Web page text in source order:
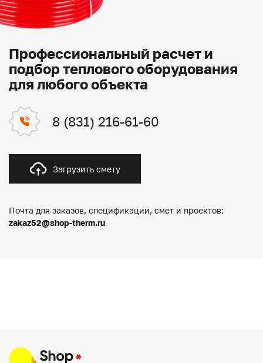
Профессиональный расчет и
подбор теплового оборудования
для любого объекта
8 (831) 216-61-60
Загрузить смету
Почта для заказов, спецификации, смет и проектов:
zakaz52@shop-therm.ru